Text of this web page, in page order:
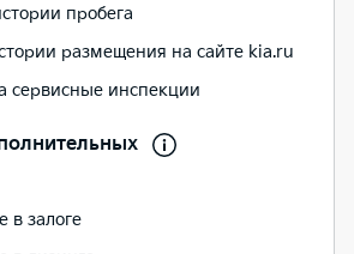
пробега
размещения на сайте kia.ru
сервисные инспекции
в залоге